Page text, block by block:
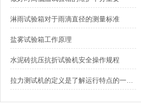
淋雨试验箱对于雨滴直径的测量标准
盐雾试验箱工作原理
水泥砖抗压抗折试验机安全操作规程